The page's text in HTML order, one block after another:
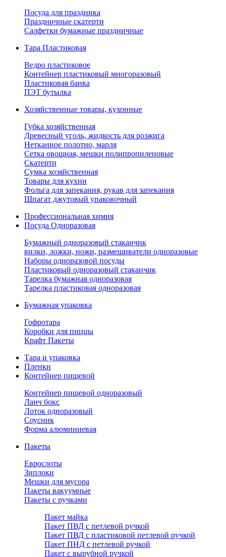
Посуда для праздника
Праздничные скатерти
Салфетки бумажные праздничные
Тара Пластиковая
Ведро пластиковое
Контейнер пластиковый многоразовый
Пластиковая банка
ПЭТ бутылка
Хозяйственные товары, кухонные
Губка хозяйственная
Древесный уголь, жидкость для розжига
Нетканное полотно, марля
Сетка овощная, мешки полипропиленовые
Скатерти
Сумка хозяйственная
Товары для кухни
Фольга для запекания, рукав для запекания
Шпагат джутовый упаковочный
Профессиональная химия
Посуда Одноразовая
Бумажный одноразовый стаканчик
вилки, ложки, ножи, размешиватели одноразовые
Наборы одноразовой посуды
Пластиковый одноразовый стаканчик
Тарелка бумажная одноразовая
Тарелка пластиковая одноразовая
Бумажная упаковка
Гофротара
Коробки для пиццы
Крафт Пакеты
Тара и упаковка
Пленки
Контейнер пищевой
Контейнер пищевой одноразовый
Ланч бокс
Лоток одноразовый
Соусник
Форма алюминиевая
Пакеты
Еврослоты
Зиплоки
Мешки для мусора
Пакеты вакуумные
Пакеты с ручками
Пакет майка
Пакет ПВД с петлевой ручкой
Пакет ПВД с пластиковой петлевой ручкой
Пакет ПНД с петлевой ручкой
Пакет с вырубной ручкой